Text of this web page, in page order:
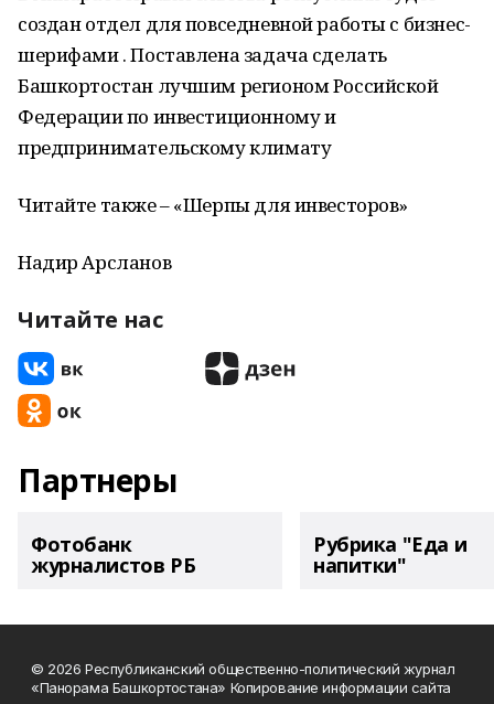
создан отдел для повседневной работы с бизнес-
шерифами . Поставлена задача сделать
Башкортостан лучшим регионом Российской
Федерации по инвестиционному и
предпринимательскому климату
Читайте также – «Шерпы для инвесторов»
Надир Арсланов
Читайте нас
Партнеры
Фотобанк
журналистов РБ
Рубрика "Еда и
напитки"
© 2026 Республиканский общественно-политический журнал
«Панорама Башкортостана» Копирование информации сайта